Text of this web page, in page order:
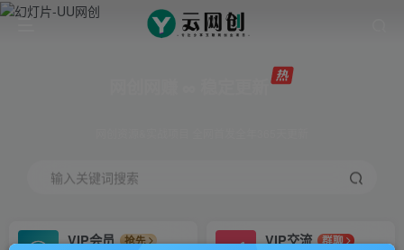
输入关键词搜索
VIP会员
抢先
VIP交流
群聊